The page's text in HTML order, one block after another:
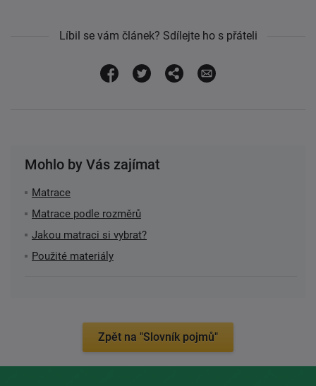
Mohlo by Vás zajímat
Matrace
Matrace podle rozměrů
Jakou matraci si vybrat?
Použité materiály
Líbil se vám článek? Sdílejte ho s přáteli
Zpět na "Slovník pojmů"